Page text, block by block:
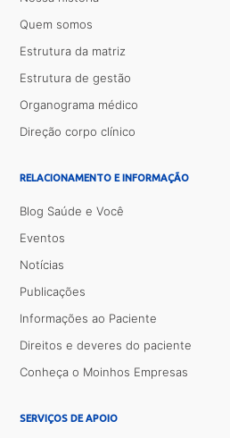
Quem somos
Estrutura da matriz
Estrutura de gestão
Organograma médico
Direção corpo clínico
RELACIONAMENTO E INFORMAÇÃO
Blog Saúde e Você
Eventos
Notícias
Publicações
Informações ao Paciente
Direitos e deveres do paciente
Conheça o Moinhos Empresas
SERVIÇOS DE APOIO